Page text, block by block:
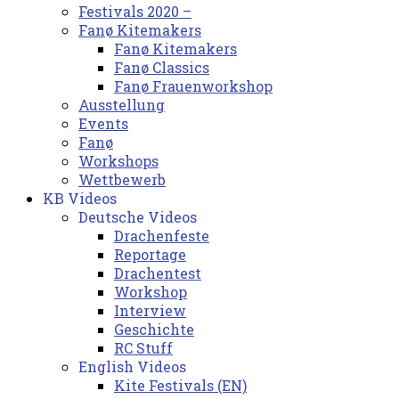
Festivals 2020 –
Fanø Kitemakers
Fanø Kitemakers
Fanø Classics
Fanø Frauenworkshop
Ausstellung
Events
Fanø
Workshops
Wettbewerb
KB Videos
Deutsche Videos
Drachenfeste
Reportage
Drachentest
Workshop
Interview
Geschichte
RC Stuff
English Videos
Kite Festivals (EN)